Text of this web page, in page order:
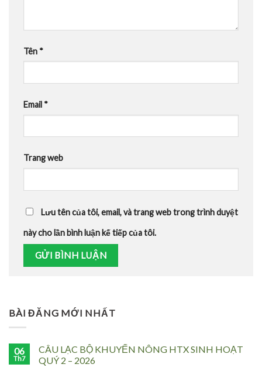
Tên *
Email *
Trang web
Lưu tên của tôi, email, và trang web trong trình duyệt
này cho lần bình luận kế tiếp của tôi.
BÀI ĐĂNG MỚI NHẤT
06
Th7
CÂU LẠC BỘ KHUYẾN NÔNG HTX SINH HOẠT
QUÝ 2 – 2026